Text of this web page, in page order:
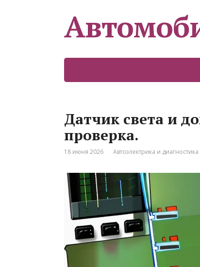
Датчик света и
проверка.
18 июня 2026 Автоэлектрика и диагностика